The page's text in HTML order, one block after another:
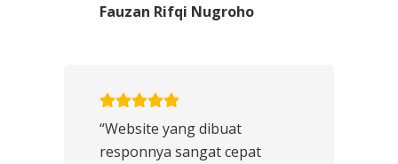
Fauzan Rifqi Nugroho
“Website yang dibuat
responnya sangat cepat